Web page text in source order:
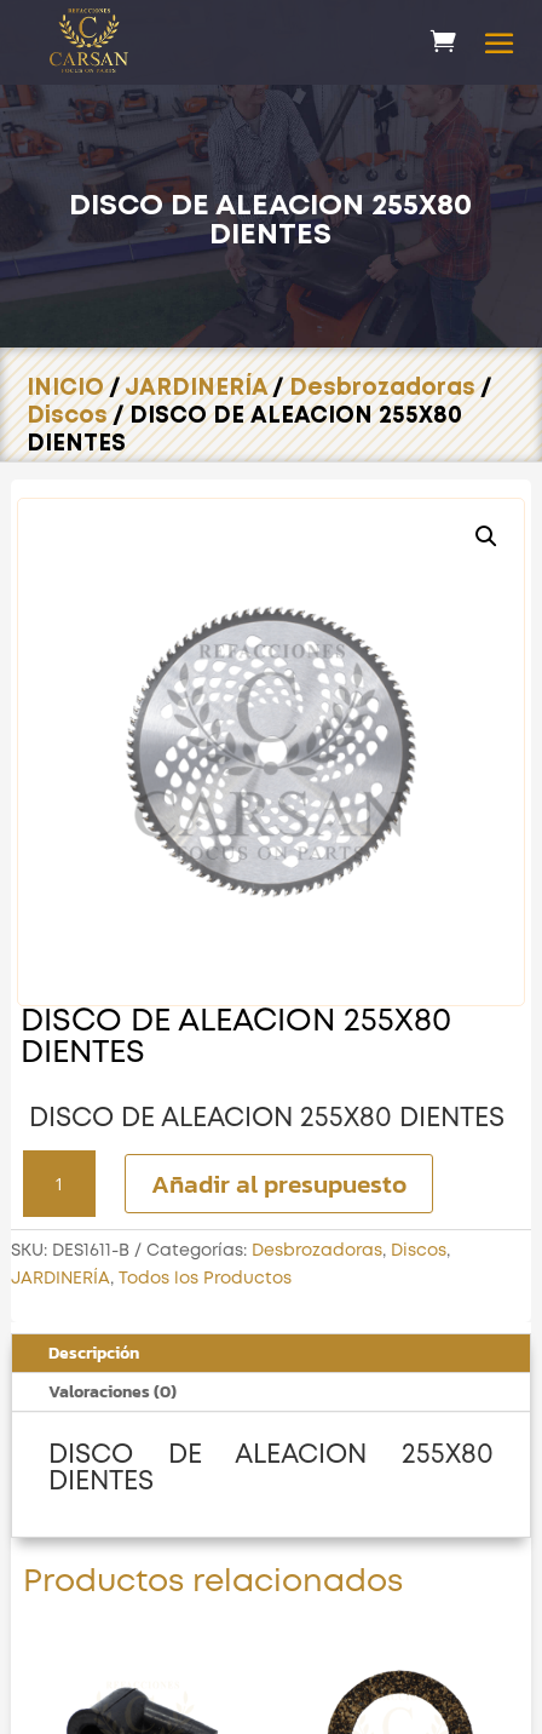
DISCO DE ALEACION 255X80
DIENTES
INICIO/JARDINERÍA/Desbrozadoras/
Discos/ DISCO DE ALEACION 255X80
DIENTES
DISCO DE ALEACION 255X80
DIENTES
DISCO DE ALEACION 255X80 DIENTES
ALEACION
255X80
DIENTES
Añadir al presupuesto
SKU: DES1611-B Categorías: Desbrozadoras, Discos,
JARDINERÍA, Todos los Productos
Descripción
Valoraciones (0)
DISCO DE ALEACION 255X80
DIENTES
Productos relacionados